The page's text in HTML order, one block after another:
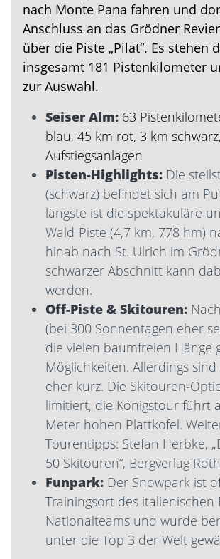
nach Monte Pana fahren und
Anschluss an das Grödner
über die Piste „Pilat“. Es stehen
insgesamt 181 Pistenkilometer
zur Auswahl.
Seiser Alm: 63
blau, 45 km rot, 3 km
Aufstiegsanlagen
Pisten-Highlights: Die
(schwarz) befindet sich am
längste ist die spektakuläre
Wald-Piste (4,7 km, 778 hm)
hinab nach St. Ulrich im
schwarzer Abschnitt kann
werden.
Off-Piste & Skitouren:
(bei 300 Sonnentagen eher
die vielen baumfreien Hänge
Möglichkeiten. Allerdings sind
eher kurz. Die Skitouren-
limitiert, die Königstour führt
Meter hohen Plattkofel.
Tourentipps: Stefan Herbke,
50 Skitouren“, Bergverlag
Funpark: Der Snowpark ist
Trainingsort des italienischen
Nationalteams und wurde
unter die Top 3 der Welt